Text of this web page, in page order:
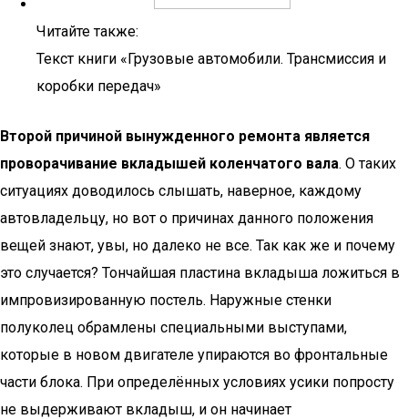
Читайте также:
Текст книги «Грузовые автомобили. Трансмиссия и
коробки передач»
Второй причиной вынужденного ремонта является
проворачивание вкладышей коленчатого вала. О таких
ситуациях доводилось слышать, наверное, каждому
автовладельцу, но вот о причинах данного положения
вещей знают, увы, но далеко не все. Так как же и почему
это случается? Тончайшая пластина вкладыша ложиться в
импровизированную постель. Наружные стенки
полуколец обрамлены специальными выступами,
которые в новом двигателе упираются во фронтальные
части блока. При определённых условиях усики попросту
не выдерживают вкладыш, и он начинает